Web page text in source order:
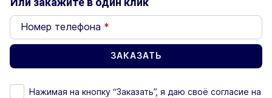
Номер телефона *
Нажимая на кнопку “Заказать”, я даю своё согласие на